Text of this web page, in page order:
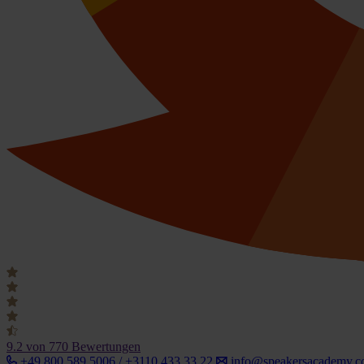
9.2 von 770 Bewertungen
+49 800 589 5006 / +3110 433 33 22